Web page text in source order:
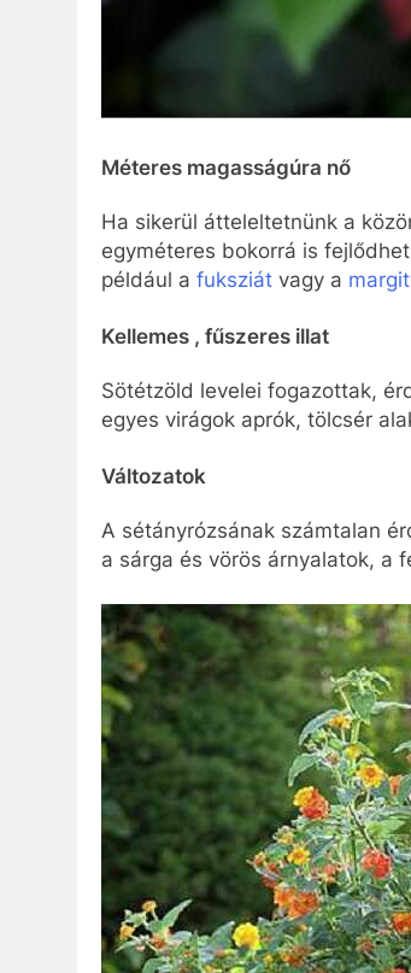
Méteres magasságúra nő
Ha sikerül átteleltetnünk a
egyméteres bokorrá is
például a fuksziát vagy a
Kellemes , fűszeres illat
Sötétzöld levelei fogazottak,
egyes virágok aprók, tölcsér
Változatok
A sétányrózsának számtalan
a sárga és vörös árnyalatok, a